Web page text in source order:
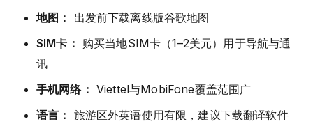
地图：
出发前下载离线版谷歌地图
SIM卡： 购买当地SIM卡（1–2美元）用于导航与通
讯
手机网络： Viettel与MobiFone覆盖范围广
语言： 旅游区外英语使用有限，建议下载翻译软件